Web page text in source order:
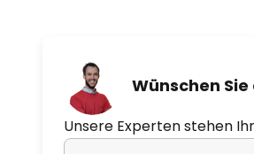
passende
trotzdem
Wünschen
Unsere Experten stehen